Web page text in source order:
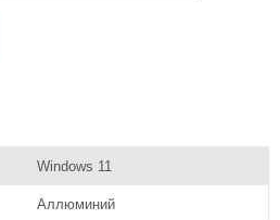
Windows 11
Аллюминий